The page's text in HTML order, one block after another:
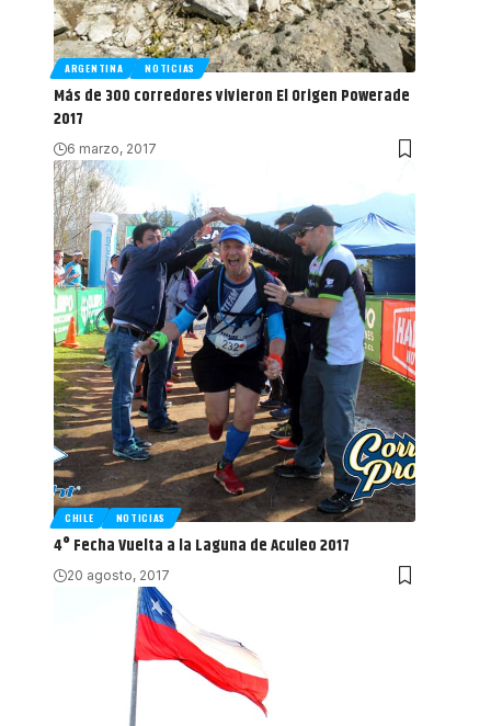
ARGENTINA NOTICIAS
Más de 300 corredores vivieron El Origen Powerade
2017
6 marzo, 2017
CHILE NOTICIAS
4° Fecha Vuelta a la Laguna de Aculeo 2017
20 agosto, 2017